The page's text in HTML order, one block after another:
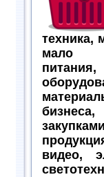
техника,
видео,